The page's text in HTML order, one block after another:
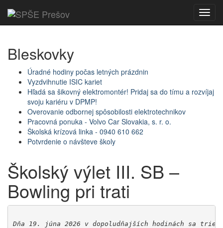
Bleskovky
Úradné hodiny počas letných prázdnin
Vyzdvihnutie ISIC kariet
Hľadá sa šikovný elektromontér! Pridaj sa do tímu a rozvíjaj
svoju kariéru v DPMP!
Overovanie odbornej spôsobilosti elektrotechnikov
Pracovná ponuka - Volvo Car Slovakia, s. r. o.
Školská krízová linka - 0940 610 662
Potvrdenie o návšteve školy
Školský výlet III. SB –
Bowling pri trati
Dňa 19. júna 2026 v dopoludňajších hodinách sa